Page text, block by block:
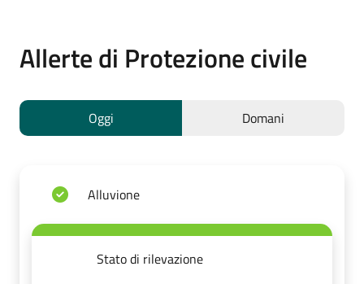
Allerte di Protezione civile
Oggi Domani
Alluvione
Stato di rilevazione